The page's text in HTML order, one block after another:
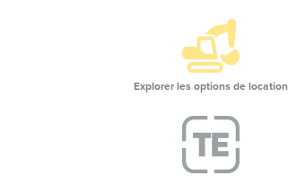
Explorer les options de location